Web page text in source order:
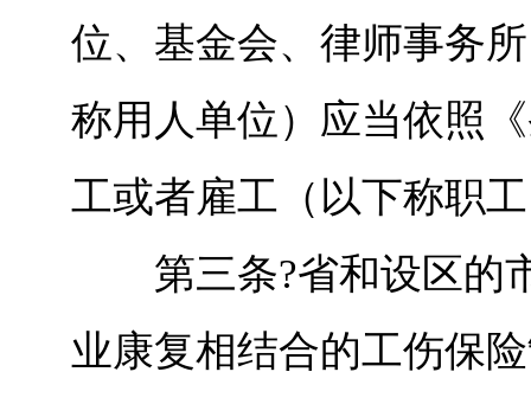
位、基金会、律师事务
称用人单位）应当依照
工或者雇工（以下称职
第三条?省和设区的市
业康复相结合的工伤保